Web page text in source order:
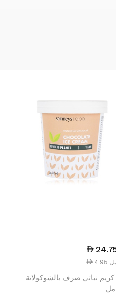
24.75
نباتي صرف بالشوكولاتة